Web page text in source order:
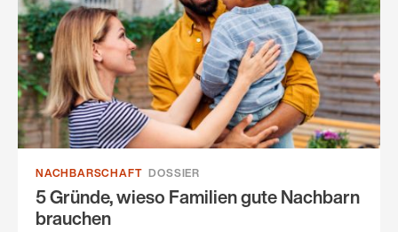
NACHBARSCHAFT DOSSIER
5 Gründe, wieso Familien gute Nachbarn
brauchen